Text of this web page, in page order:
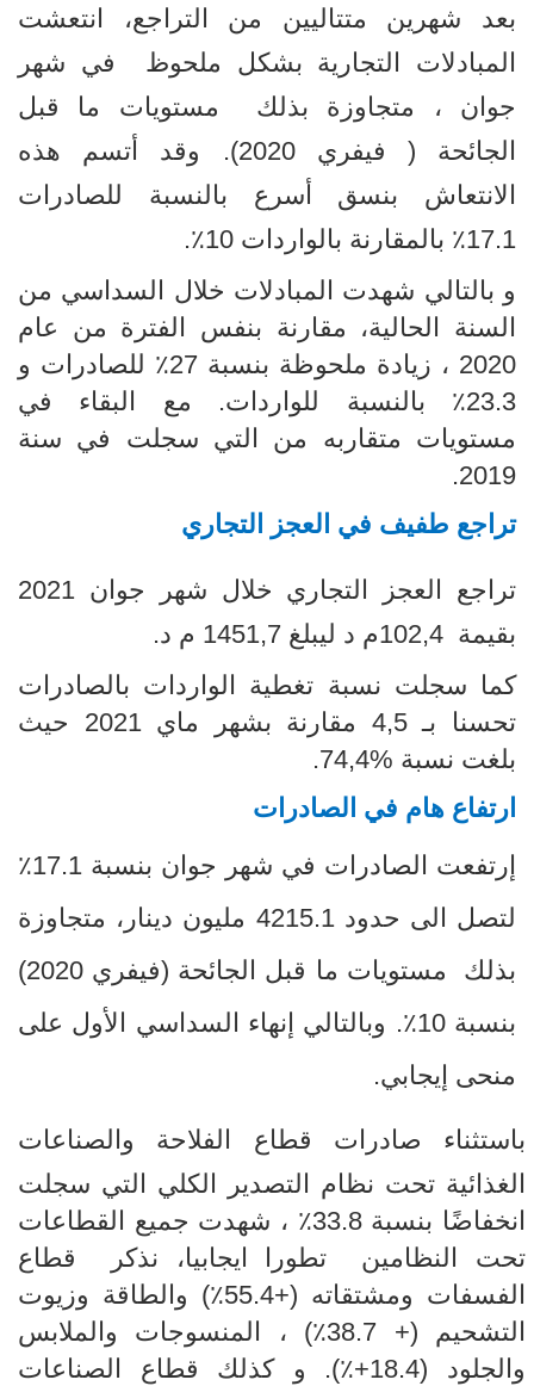
بعد شهرين متتاليين من التراجع، انتعشت
المبادلات التجارية بشكل ملحوظ في شهر
جوان ، متجاوزة بذلك مستويات ما قبل
الجائحة ( فيفري 2020). وقد أتسم هذه
الانتعاش بنسق أسرع بالنسبة للصادرات
17.1٪ بالمقارنة بالواردات 10٪.
و بالتالي شهدت المبادلات خلال السداسي من
السنة الحالية، مقارنة بنفس الفترة من عام
2020 ، زيادة ملحوظة بنسبة 27٪ للصادرات و
23.3٪ بالنسبة للواردات. مع البقاء في
مستويات متقاربه من التي سجلت في سنة
2019.
تراجع طفيف في العجز التجاري
تراجع العجز التجاري خلال شهر جوان 2021
بقيمة 102,4م د ليبلغ 1451,7 م د.
كما سجلت نسبة تغطية الواردات بالصادرات
تحسنا بـ 4,5 مقارنة بشهر ماي 2021 حيث
بلغت نسبة 74,4%.
ارتفاع هام في الصادرات
إرتفعت الصادرات
في شهر جوان بنسبة 17.1٪
لتصل الى حدود 4215.1 مليون دينار، متجاوزة
بذلك مستويات ما قبل الجائحة (فيفري 2020)
بنسبة 10٪. وبالتالي إنهاء السداسي الأول على
منحى إيجابي.
باستثناء صادرات قطاع الفلاحة والصناعات
الغذائية تحت نظام التصدير الكلي التي سجلت
انخفاضًا بنسبة 33.8٪ ، شهدت جميع القطاعات
تحت النظامين تطورا ايجابيا، نذكر قطاع
الفسفات ومشتقاته (+55.4٪) والطاقة وزيوت
التشحيم (+ 38.7٪) ، المنسوجات والملابس
والجلود (
18.4+٪). و كذلك قطاع الصناعات